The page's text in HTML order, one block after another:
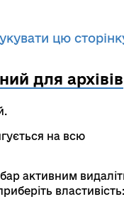
цю
для архівів
на всю
активним
властивість: